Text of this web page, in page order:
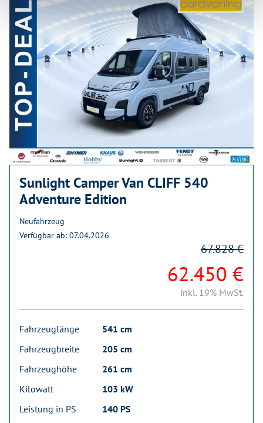
Sunlight Camper Van CLIFF 540
Adventure Edition
Neufahrzeug
Verfügbar ab: 07.04.2026
62.450 €
67.828 €
inkl. 19% MwSt.
Fahrzeuglänge
541 cm
Fahrzeugbreite
205 cm
Fahrzeughöhe
261 cm
Kilowatt
103 kW
Leistung in PS
140 PS